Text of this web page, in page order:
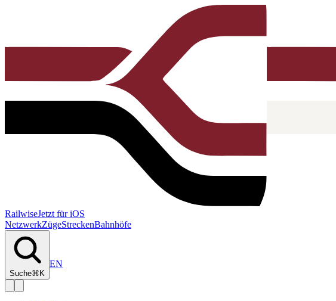
RailwiseJetzt für iOS
NetzwerkZügeStreckenBahnhöfe
Suche⌘K
EN